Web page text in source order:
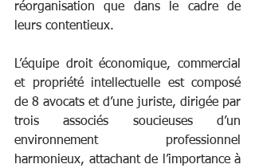
réorganisation que dans le cadre de
leurs contentieux.
L’équipe droit économique, commercial
et propriété intellectuelle est composé
de 8 avocats et d’une juriste, dirigée par
trois associés soucieuses d’un
environnement professionnel
harmonieux, attachant de l’importance à